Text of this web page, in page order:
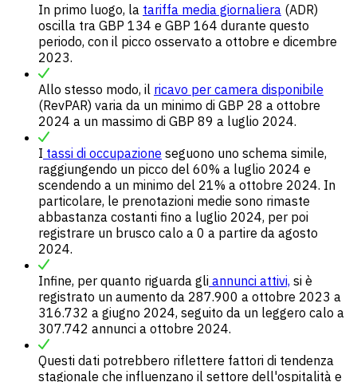
In primo luogo, la tariffa media giornaliera (ADR)
oscilla tra GBP 134 e GBP 164 durante questo
periodo, con il picco osservato a ottobre e dicembre
2023.
Allo stesso modo, il ricavo per camera disponibile
(RevPAR) varia da un minimo di GBP 28 a ottobre
2024 a un massimo di GBP 89 a luglio 2024.
I tassi di occupazione seguono uno schema simile,
raggiungendo un picco del 60% a luglio 2024 e
scendendo a un minimo del 21% a ottobre 2024. In
particolare, le prenotazioni medie sono rimaste
abbastanza costanti fino a luglio 2024, per poi
registrare un brusco calo a 0 a partire da agosto
2024.
Infine, per quanto riguarda gli annunci attivi, si è
registrato un aumento da 287.900 a ottobre 2023 a
316.732 a giugno 2024, seguito da un leggero calo a
307.742 annunci a ottobre 2024.
Questi dati potrebbero riflettere fattori di tendenza
stagionale che influenzano il settore dell'ospitalità e